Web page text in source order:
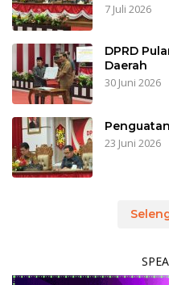
7 Juli 2026
DPRD
Daerah
30 Juni 2026
23 Juni 2026
SPEACE